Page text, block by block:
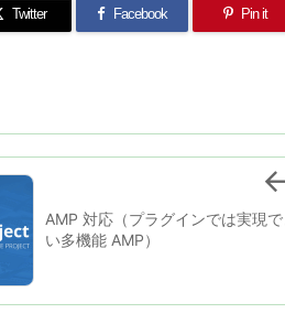
Twitter Facebook Pin it
AMP 対応（プラグインでは実現
い多機能 AMP）
